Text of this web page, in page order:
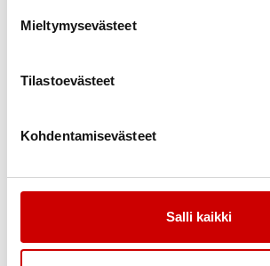
Mieltymysevästeet
Tilastoevästeet
Kohdentamisevästeet
Salli kaikki